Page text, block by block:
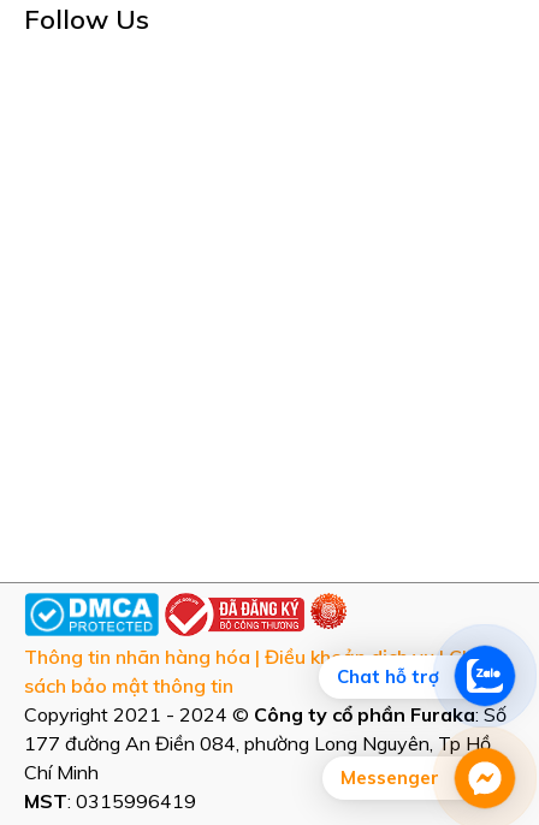
Follow Us
Thông tin nhãn hàng hóa | Điều khoản dịch vụ| Chính
sách bảo mật thông tin
Copyright 2021 - 2024 © Công ty cổ phần Furaka: Số
177 đường An Điền 084, phường Long Nguyên, Tp Hồ
Chí Minh
MST: 0315996419
Chat hỗ trợ
Messenger